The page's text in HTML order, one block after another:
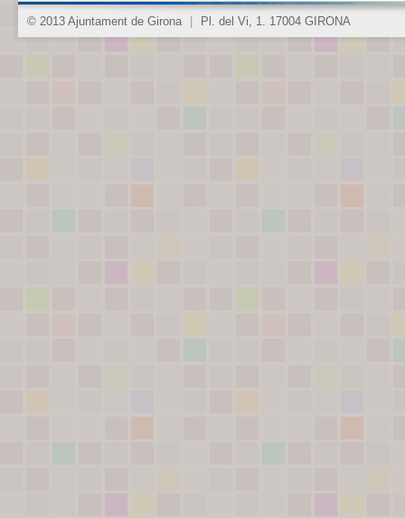
© 2013 Ajuntament de Girona Pl. del Vi, 1. 17004 GIRONA